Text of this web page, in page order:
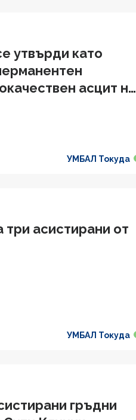
утвърди като
асцит на
УМБАЛ Токуда
три асистирани от
УМБАЛ Токуда
гръдни